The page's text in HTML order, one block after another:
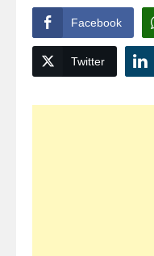
Facebook
Twitter